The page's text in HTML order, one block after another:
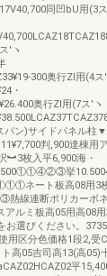
同凹bU用(3ス
′ヽ
奥行Zl用(4ス′
・
奥行Zl用(7ス′ヽ
パン)サイドパネル柱
判,900達棟用
︼3枚入平6,900海・
挙
ネート板高08用3
連断ポリカーボ
アルミ板高05用高08
お選びください。
用区分色価格1段2,受
高05吉司高13(高05)
平